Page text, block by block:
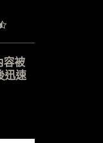
容被
迅速